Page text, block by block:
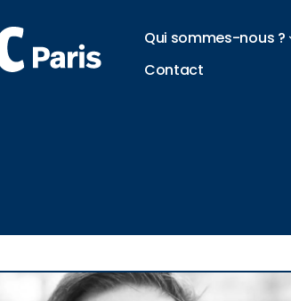
Qui sommes-nous ?
Contact